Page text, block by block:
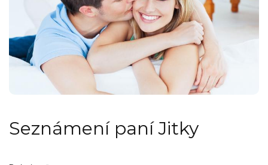
Seznámení paní Jitky